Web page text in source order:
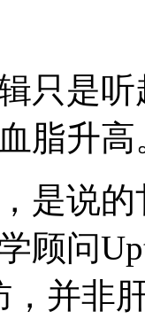
只是
脂升高
是说
顾问
，并非